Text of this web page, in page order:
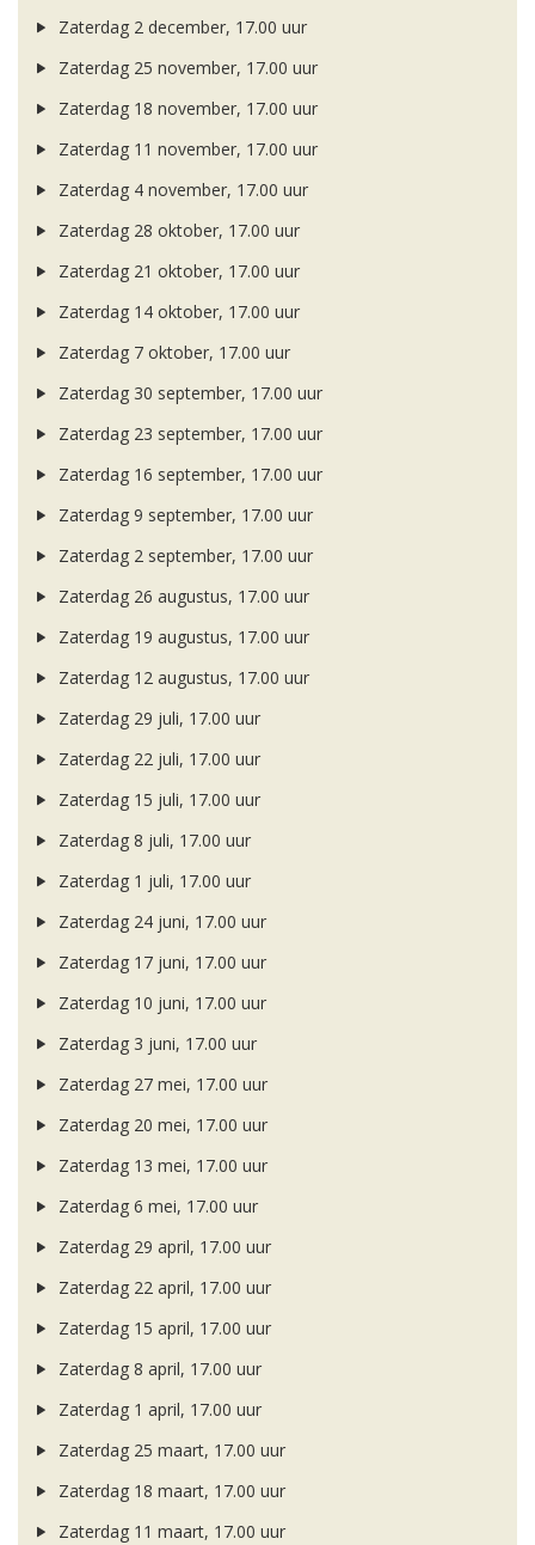
Zaterdag 2 december, 17.00 uur
Zaterdag 25 november, 17.00 uur
Zaterdag 18 november, 17.00 uur
Zaterdag 11 november, 17.00 uur
Zaterdag 4 november, 17.00 uur
Zaterdag 28 oktober, 17.00 uur
Zaterdag 21 oktober, 17.00 uur
Zaterdag 14 oktober, 17.00 uur
Zaterdag 7 oktober, 17.00 uur
Zaterdag 30 september, 17.00 uur
Zaterdag 23 september, 17.00 uur
Zaterdag 16 september, 17.00 uur
Zaterdag 9 september, 17.00 uur
Zaterdag 2 september, 17.00 uur
Zaterdag 26 augustus, 17.00 uur
Zaterdag 19 augustus, 17.00 uur
Zaterdag 12 augustus, 17.00 uur
Zaterdag 29 juli, 17.00 uur
Zaterdag 22 juli, 17.00 uur
Zaterdag 15 juli, 17.00 uur
Zaterdag 8 juli, 17.00 uur
Zaterdag 1 juli, 17.00 uur
Zaterdag 24 juni, 17.00 uur
Zaterdag 17 juni, 17.00 uur
Zaterdag 10 juni, 17.00 uur
Zaterdag 3 juni, 17.00 uur
Zaterdag 27 mei, 17.00 uur
Zaterdag 20 mei, 17.00 uur
Zaterdag 13 mei, 17.00 uur
Zaterdag 6 mei, 17.00 uur
Zaterdag 29 april, 17.00 uur
Zaterdag 22 april, 17.00 uur
Zaterdag 15 april, 17.00 uur
Zaterdag 8 april, 17.00 uur
Zaterdag 1 april, 17.00 uur
Zaterdag 25 maart, 17.00 uur
Zaterdag 18 maart, 17.00 uur
Zaterdag 11 maart, 17.00 uur